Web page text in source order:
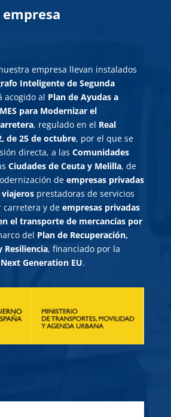
mpresa
empresa llevan instalados
Inteligente de Segunda
acogido al Plan de Ayudas a
para Modernizar el
, regulado en el Real
de 25 de octubre, por el que se
directa, a las Comunidades
Ciudades de Ceuta y Melilla, de
de empresas privadas
prestadoras de servicios
y de empresas privadas
el transporte de mercancías por
del Plan de Recuperación,
Resiliencia, financiado por la
Generation EU.